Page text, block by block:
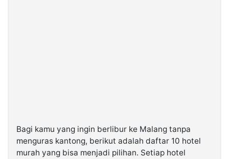
Bagi kamu yang ingin berlibur ke Malang tanpa
menguras kantong, berikut adalah daftar 10 hotel
murah yang bisa menjadi pilihan. Setiap hotel